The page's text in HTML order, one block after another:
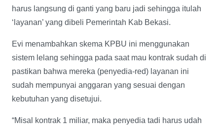
harus langsung di ganti yang baru jadi sehingga itulah
‘layanan’ yang dibeli Pemerintah Kab Bekasi.
Evi menambahkan skema KPBU ini menggunakan
sistem lelang sehingga pada saat mau kontrak sudah di
pastikan bahwa mereka (penyedia-red) layanan ini
sudah mempunyai anggaran yang sesuai dengan
kebutuhan yang disetujui.
“Misal kontrak 1 miliar, maka penyedia tadi harus udah